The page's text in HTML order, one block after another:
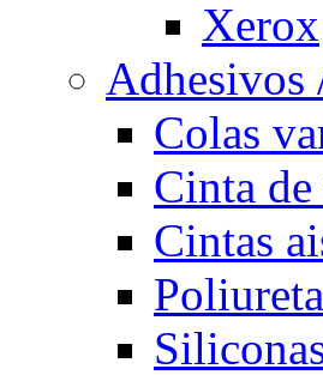
Xerox
Adhesivos
Colas
Cinta
Cintas